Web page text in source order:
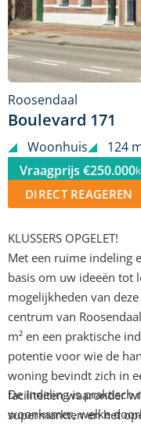
Roosendaal
Boulevard 171
Woonhuis 124
Vraagprijs €250.000
DIRECT REAGEREN
KLUSSERS OPGELET!
Met een ruime indeling
basis om uw ideeën tot
mogelijkheden van
centrum van
m² en een praktische
potentie voor wie de
woning bevindt zich in
faciliteiten waaronder
supermarkten en het
De indeling is praktisch
woonkamer, welke